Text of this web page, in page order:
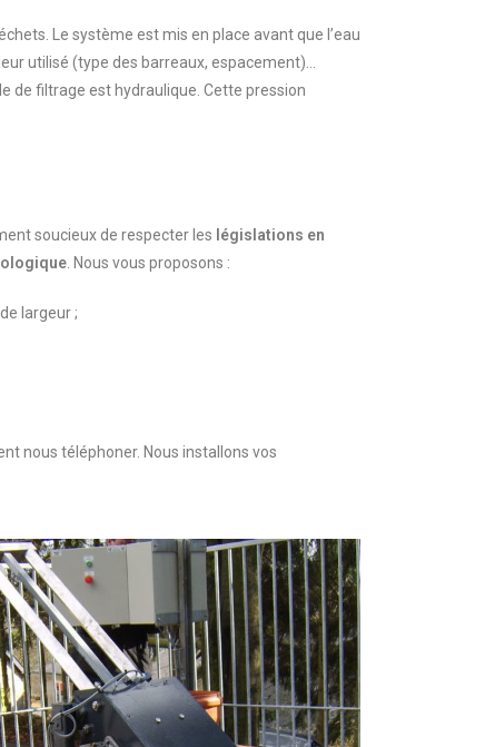
Le système est mis en place avant que l’eau
utilisé (type des barreaux, espacement)…
de filtrage est hydraulique. Cette pression
soucieux de respecter les législations en
. Nous vous proposons :
largeur ;
nous téléphoner. Nous installons vos